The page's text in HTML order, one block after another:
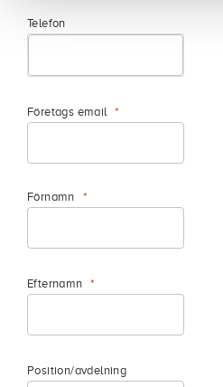
Telefon
Företags email
Förnamn
Efternamn
Position/avdelning